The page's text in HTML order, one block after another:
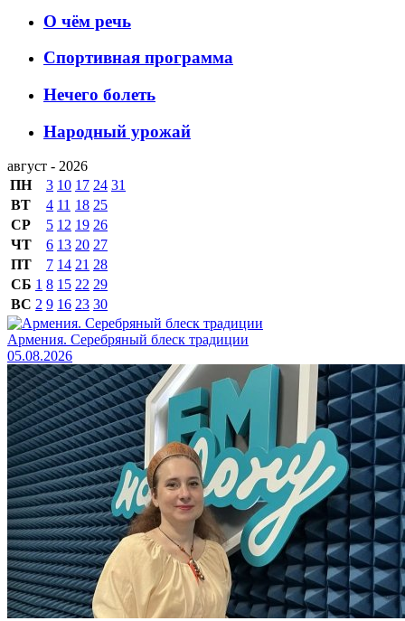
О чём речь
Спортивная программа
Нечего болеть
Народный урожай
август - 2026
ПН
3 10 17 24 31
ВТ
4 11 18 25
СР
5 12 19 26
ЧТ
6 13 20 27
ПТ
7 14 21 28
СБ 1 8 15 22 29
ВС 2 9 16 23 30
Армения. Серебряный блеск традиции
05.08.2026